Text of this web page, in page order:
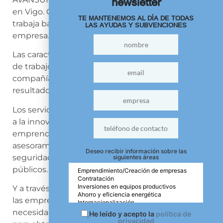
en Vigo. Gracias a su equipo multidisciplinario,
trabaja bajo la idea de dar un impulso para cada
empresa.
Las características principales de la metodología
de trabajo son impulsar, potenciar y activar a las
compañías para mejorar su desempeño, obtener
resultados y generar beneficios.
Los servicios que ofrece AVANSUM giran en torno
a la innovación y competitividad,
emprendimiento, internacionalización,
asesoramiento legal, comunicación, formación,
seguridad y salud laboral, inversiones y fondos
públicos.
Y a través de ellos intentar direccionar y dirigir a
las empresas con el objetivo de que mejoren sus
necesidades en estas áreas y le permita avanzar
TE MANTENEMOS AL DÍA DE TODAS
LAS AYUDAS Y SUBVENCIONES
Deseo recibir información sobre las
siguientes áreas
He leído y acepto la política de
privacidad